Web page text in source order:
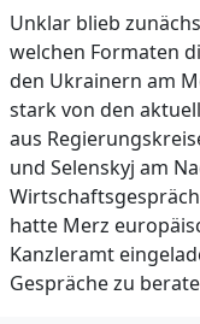
Unklar blieb
welchen Formaten
den Ukrainern am
stark von den
aus
und Selenskyj am
hatte Merz
Kanzleramt
Gespräche zu